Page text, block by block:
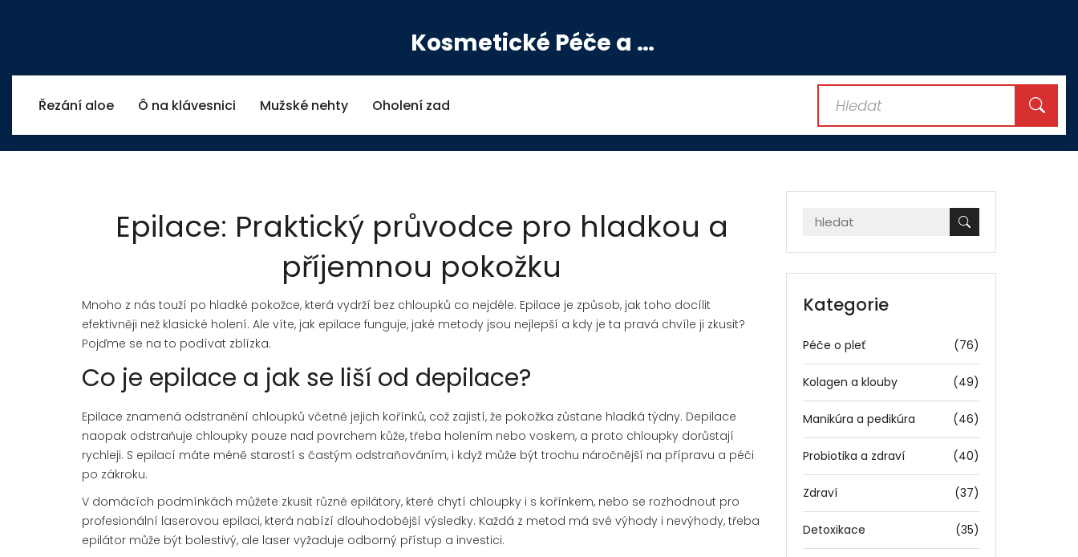
Kosmetické Péče a Výživové Doplňky
Řezání aloe Ô na klávesnici Mužské nehty Oholení zad
Epilace: Praktický průvodce pro hladkou a
příjemnou pokožku
Mnoho z nás touží po hladké pokožce, která vydrží bez chloupků co nejdéle. Epilace je způsob, jak toho docílit
efektivněji než klasické holení. Ale víte, jak epilace funguje, jaké metody jsou nejlepší a kdy je ta pravá chvíle ji zkusit?
Pojďme se na to podívat zblízka.
Co je epilace a jak se liší od depilace?
Epilace znamená odstranění chloupků včetně jejich kořínků, což zajistí, že pokožka zůstane hladká týdny. Depilace
naopak odstraňuje chloupky pouze nad povrchem kůže, třeba holením nebo voskem, a proto chloupky dorůstají
rychleji. S epilací máte méně starostí s častým odstraňováním, i když může být trochu náročnější na přípravu a péči
po zákroku.
V domácích podmínkách můžete zkusit různé epilátory, které chytí chloupky i s kořínkem, nebo se rozhodnout pro
profesionální laserovou epilaci, která nabízí dlouhodobější výsledky. Každá z metod má své výhody i nevýhody, třeba
epilátor může být bolestivý, ale laser vyžaduje odborný přístup a investici.
Kategorie
Péče o pleť (76)
Kolagen a klouby (49)
Manikúra a pedikúra (46)
Probiotika a zdraví (40)
Zdraví (37)
Detoxikace (35)